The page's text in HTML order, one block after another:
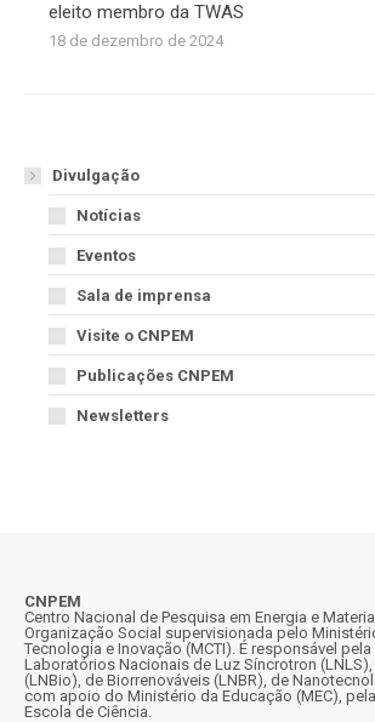
eleito membro da TWAS
18 de dezembro de 2024
Divulgação
Notícias
Eventos
Sala de imprensa
Visite o CNPEM
Publicações CNPEM
Newsletters
CNPEM
Centro Nacional de Pesquisa em Energia e
Organização Social supervisionada pelo
Tecnologia e Inovação (MCTI). É responsável
Laboratórios Nacionais de Luz Síncrotron
(LNBio), de Biorrenováveis (LNBR), de
com apoio do Ministério da Educação (MEC),
Escola de Ciência.